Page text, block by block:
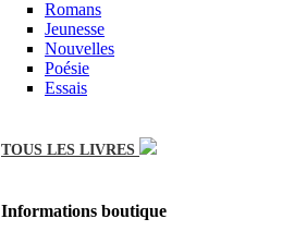
Romans
Jeunesse
Nouvelles
Poésie
Essais
TOUS LES LIVRES
Informations boutique